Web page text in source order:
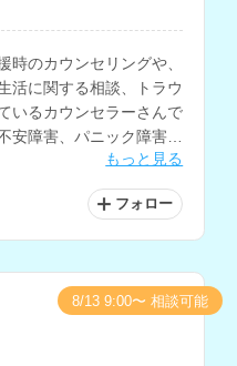
時のカウンセリングや、
活に関する相談、トラウ
いるカウンセラーさんで
安障害、パニック障害、
る方の相談にも対応され
もっと見る
フォロー
8/13 9:00〜 相談可能